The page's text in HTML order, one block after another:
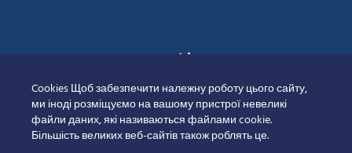
Сертифікати
Cookies Щоб забезпечити належну роботу цього сайту,
ми іноді розміщуємо на вашому пристрої невеликі
файли даних, які називаються файлами cookie.
Більшість великих веб-сайтів також роблять це.